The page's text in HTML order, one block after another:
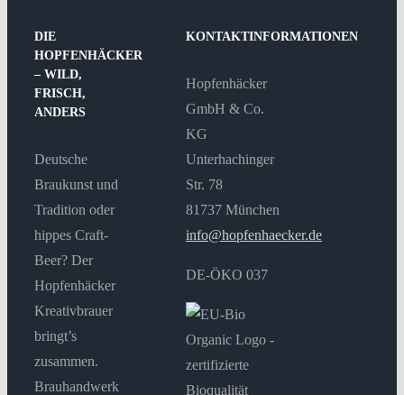
DIE
HOPFENHÄCKER
– WILD,
FRISCH,
ANDERS
Deutsche
Braukunst und
Tradition oder
hippes Craft-
Beer? Der
Hopfenhäcker
Kreativbrauer
bringt’s
zusammen.
Brauhandwerk
KONTAKTINFORMATIONEN
Hopfenhäcker
GmbH & Co.
KG
Unterhachinger
Str. 78
81737 München
info@hopfenhaecker.de
DE-ÖKO 037